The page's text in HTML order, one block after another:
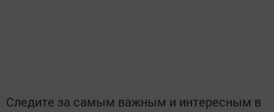
Следите за самым важным и интересным в